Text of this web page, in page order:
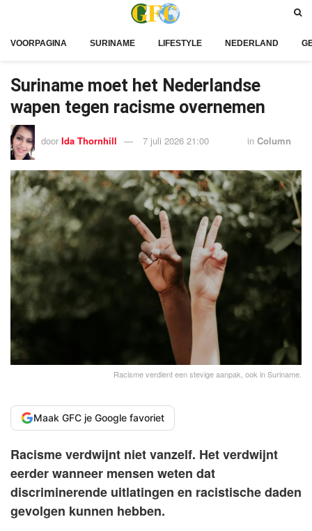
VOORPAGINA SURINAME LIFESTYLE NEDERLAND
Suriname moet het Nederlandse
wapen tegen racisme overnemen
door Ida Thornhill 7 juli 2026 21:00 in Column
Racisme verdient een stevige aanpak, ook in Suriname.
Maak GFC je Google favoriet
Racisme verdwijnt niet vanzelf. Het verdwijnt
eerder wanneer mensen weten dat
discriminerende uitlatingen en racistische daden
gevolgen kunnen hebben.